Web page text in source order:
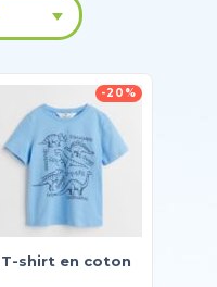
-20%
T-shirt en coton